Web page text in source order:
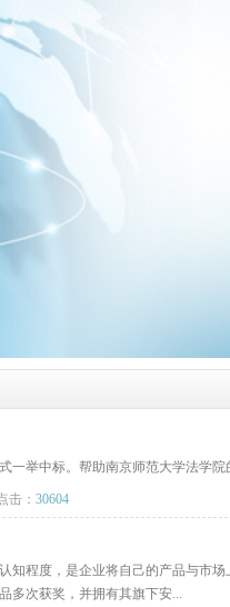
一举中标。帮助南京师范大学法学
击：30604
知程度，是企业将自己的产品与市
多次获奖，并拥有其旗下安...